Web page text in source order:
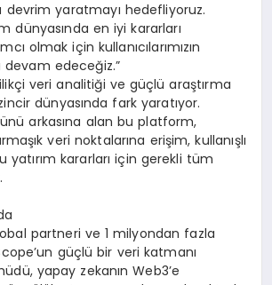
devrim yaratmayı hedefliyoruz.
dünyasında en iyi kararları
olmak için kullanıcılarımızın
devam edeceğiz.”
veri analitiği ve güçlü araştırma
dünyasında fark yaratıyor.
arkasına alan bu platform,
veri noktalarına erişim, kullanışlı
yatırım kararları için gerekli tüm
partneri ve 1 milyondan fazla
güçlü bir veri katmanı
yapay zekanın Web3’e